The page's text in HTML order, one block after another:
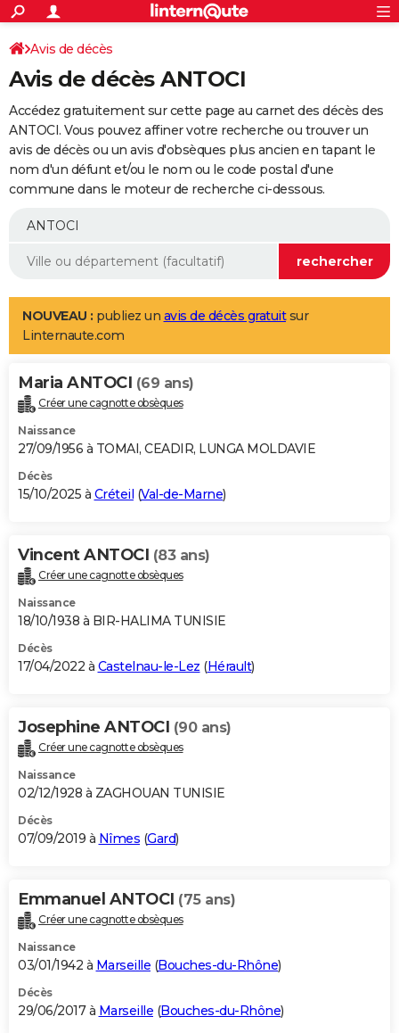
ACTUALITÉS
Politique
Société
Faits Divers
Education
Monde
Villes
+
SPORT
Coupe du monde 2026
Football
Tennis
Cyclisme
Rugby
Forum
Programme TV
TNT
Streaming
Cinéma
Sorties cinéma
Musique
+
FINANCE
Retraite
Epargne
Immobilier
Risques naturels par ville
Banque
Assurance
AUTO
Essais
Réserver un essai
Citadines
Berlines
SUV
Forum auto
+
Mobiles
Meilleur smartphone
Internet
Ordinateurs
Jeux vidéo
Guide high-tech
Aménagement intérieur
LIFESTYLE
Art de vivre
Bien-être
Loisirs
Mode
Modes de vie
Alimentation
Guide de la santé
Maladies
Médicaments
Sommeil
VOYAGE
Destinations
City break
Voyage nature
Voyage de noces
Forum
Climat
+PHOTO
GUIDES D'ACHAT
BONS PLANS
Carte de Noël
Carte Bonne année
Carte Saint-Valentin
Carte Pâques
Carte d'anniversaire
DICTIONNAIRE
Dictionnaire
Biographies
Citations
Expressions
Proverbes
PROGRAMME TV
S'inscrire
Se connecter
Lycées
Collèges
Primaires
Universités
Entreprises
Service militaire
Avis de recherche
AVIS DE DÉCÈS
Bricolage
Lifestyle
Culture
Sport
Auto
Television
Voyage
Cinema
Avis de décès
Avis de décès ANTOCI
Accédez gratuitement sur cette page au carnet des décès des
ANTOCI. Vous pouvez affiner votre recherche ou trouver un
avis de décès ou un avis d'obsèques plus ancien en tapant le
nom d'un défunt et/ou le nom ou le code postal d'une
commune dans le moteur de recherche ci-dessous.
NOUVEAU : publiez un avis de décès gratuitsur
Linternaute.com
Maria ANTOCI (69 ans)
Créer une cagnotte obsèques
Naissance
27/09/1956 à TOMAI, CEADIR, LUNGA MOLDAVIE
Décès
15/10/2025 à Créteil (Val-de-Marne)
Vincent ANTOCI (83 ans)
Créer une cagnotte obsèques
Naissance
18/10/1938 à BIR-HALIMA TUNISIE
Décès
17/04/2022 à Castelnau-le-Lez (Hérault)
Josephine ANTOCI (90 ans)
Créer une cagnotte obsèques
Naissance
02/12/1928 à ZAGHOUAN TUNISIE
Décès
07/09/2019 à Nîmes (Gard)
Emmanuel ANTOCI (75 ans)
Créer une cagnotte obsèques
Naissance
03/01/1942 à Marseille (Bouches-du-Rhône)
Décès
29/06/2017 à Marseille (Bouches-du-Rhône)